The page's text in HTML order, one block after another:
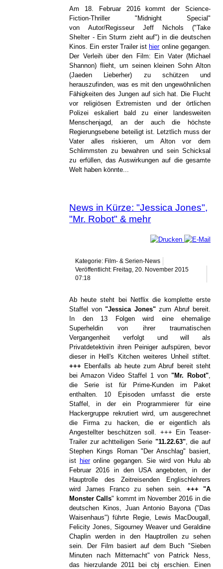
Am 18. Februar 2016 kommt der Science-
Fiction-Thriller "Midnight Special"
von Autor/Regisseur Jeff Nichols ("Take
Shelter - Ein Sturm zieht auf") in die deutschen
Kinos. Ein erster Trailer ist hieronline gegangen.
Der Verleih über den Film: Ein Vater (Michael
Shannon) flieht, um seinen kleinen Sohn Alton
(Jaeden Lieberher) zu schützen und
herauszufinden, was es mit den ungewöhnlichen
Fähigkeiten des Jungen auf sich hat. Die Flucht
vor religiösen Extremisten und der örtlichen
Polizei eskaliert bald zu einer landesweiten
Menschenjagd, an der auch die höchste
Regierungsebene beteiligt ist. Letztlich muss der
Vater alles riskieren, um Alton vor dem
Schlimmsten zu bewahren und sein Schicksal
zu erfüllen, das Auswirkungen auf die gesamte
Welt haben könnte...
News in Kürze: "Jessica Jones",
"Mr. Robot" & mehr
Kategorie: Film- & Serien-News
Veröffentlicht: Freitag, 20. November 2015
07:18
Ab heute steht bei Netflix die komplette erste
Staffel von"Jessica Jones"zum Abruf bereit.
In den 13 Folgen wird eine ehemalige
Superheldin von ihrer traumatischen
Vergangenheit verfolgt und will als
Privatdetektivin ihren Peiniger aufspüren, bevor
dieser in Hell's Kitchen weiteres Unheil stiftet.
+++ Ebenfalls ab heute zum Abruf bereit steht
bei Amazon Video Staffel 1 von"Mr. Robot"
die Serie ist für Prime-Kunden im Paket
enthalten. 10 Episoden umfasst die erste
Staffel, in der ein Programmierer für eine
Hackergruppe rekrutiert wird, um ausgerechnet
die Firma zu hacken, die er eigentlich als
Angestellter beschützen soll. +++ Ein Teaser-
Trailer zur achtteiligen Serie "11.22.63", die auf
Stephen Kings Roman "Der Anschlag" basiert,
ist hieronline gegangen. Sie wird von Hulu ab
Februar 2016 in den USA angeboten, in der
Hauptrolle des Zeitreisenden Englischlehrers
wird James Franco zu sehen sein. +++ "A
Monster Calls" kommt im November 2016 in die
deutschen Kinos, Juan Antonio Bayona ("Das
Waisenhaus") führte Regie, Lewis MacDougall,
Felicity Jones, Sigourney Weaver und Geraldine
Chaplin werden in den Hauptrollen zu sehen
sein. Der Film basiert auf dem Buch "Sieben
Minuten nach Mitternacht" von Patrick Ness,
das hierzulande 2011 bei cbj erschien. Einen